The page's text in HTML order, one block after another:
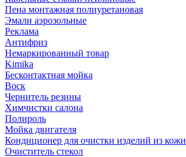
Пена монтажная полиуретановая
Эмали аэрозольные
Реклама
Антифриз
Немаркированный товар
Kimika
Бесконтактная мойка
Воск
Чернитель резины
Химчистки салона
Полироль
Мойка двигателя
Кондиционер для очистки изделий из кожи
Очиститель стекол